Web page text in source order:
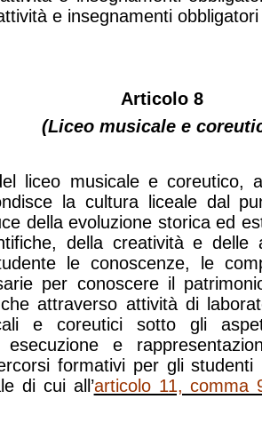
e insegnamenti
Articolo 8
(Liceo musicale e
liceo musicale e coreutico,
la cultura liceale dal
della evoluzione storica ed
della creatività e delle
le conoscenze, le
per conoscere il
attraverso attività di
e coreutici sotto gli
esecuzione e
formativi per gli
di cui all’articolo 11, comma